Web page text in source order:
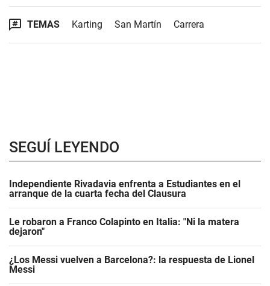
TEMAS Karting San Martín Carrera
SEGUÍ LEYENDO
Independiente Rivadavia enfrenta a Estudiantes en el
arranque de la cuarta fecha del Clausura
Le robaron a Franco Colapinto en Italia: "Ni la matera
dejaron"
¿Los Messi vuelven a Barcelona?: la respuesta de Lionel
Messi